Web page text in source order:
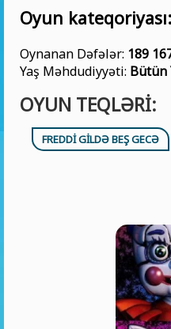
Oyun kateqoriyası:
Oynanan Dəfələr: 189
Yaş Məhdudiyyəti: Bütün
OYUN TEQLƏRI:
FREDDI GILDƏ BEŞ GECƏ